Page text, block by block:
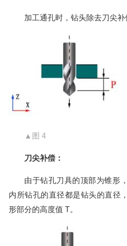
加工通孔时，钻头除去刀尖补
▲图 4
刀尖补偿：
由于钻孔刀具的顶部为锥形
内所钻孔的直径都是钻头的直径
形部分的高度值 T。